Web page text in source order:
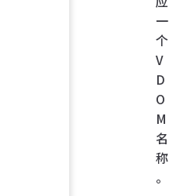
一
个
V
D
O
M
名
称
。